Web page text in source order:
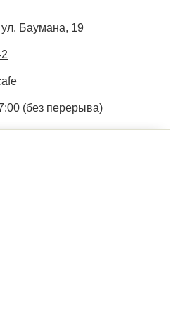
ул. Баумана, 19
(без перерыва)